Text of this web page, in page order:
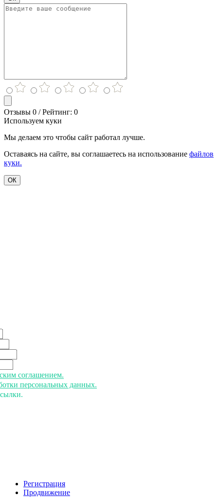
Отзывы 0 / Рейтинг: 0
Используем куки
Мы делаем это чтобы сайт работал лучше.
Оставаясь на сайте, вы соглашаетесь на использование файлов
куки.
ОК
соглашением.
персональных данных.
Регистрация
Продвижение